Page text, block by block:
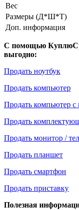
Вес
Размеры (Д*Ш*Т)
Доп. информация
С помощью
выгодно:
Продать ноутбук
Продать компьютер
Продать компьютер
Продать
Продать монитор /
Продать планшет
Продать смартфон
Продать приставку
Полезная